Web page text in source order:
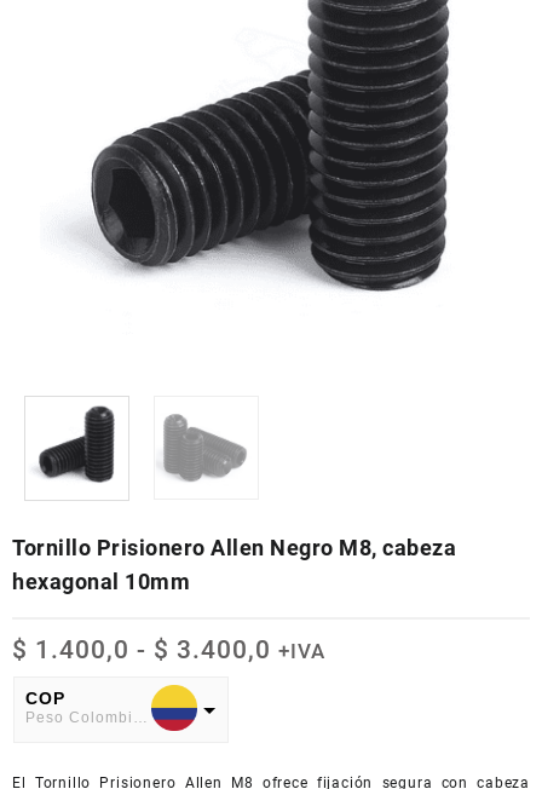
Tornillo Prisionero Allen Negro M8, cabeza
hexagonal 10mm
$ 1.400,0 - $ 3.400,0 Rango
hasta
+IVA
COP
Peso Colombiano
American Dollar
El Tornillo Prisionero Allen M8 ofrece fijación segura con cabeza